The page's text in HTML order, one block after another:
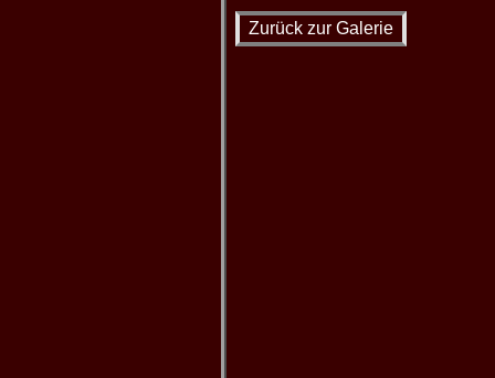
Zurück zur Galerie